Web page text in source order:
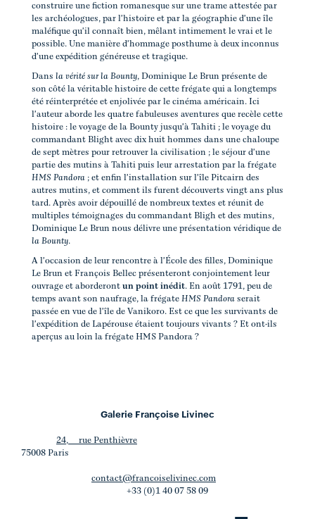
construire une fiction romanesque sur une trame attestée par
les archéologues, par l'histoire et par la géographie d'une île
maléfique qu'il connaît bien, mêlant intimement le vrai et le
possible. Une manière d'hommage posthume à deux inconnus
d'une expédition généreuse et tragique.
Dans la vérité sur la Bounty, Dominique Le Brun présente de
son côté la véritable histoire de cette frégate qui a longtemps
été réinterprétée et enjolivée par le cinéma américain. Ici
l'auteur aborde les quatre fabuleuses aventures que recèle cette
histoire : le voyage de la Bounty jusqu'à Tahiti ; le voyage du
commandant Blight avec dix huit hommes dans une chaloupe
de sept mètres pour retrouver la civilisation ; le séjour d'une
partie des mutins à Tahiti puis leur arrestation par la frégate
HMS Pandora ; et enfin l'installation sur l'île Pitcairn des
autres mutins, et comment ils furent découverts vingt ans plus
tard. Après avoir dépouillé de nombreux textes et réunit de
multiples témoignages du commandant Bligh et des mutins,
Dominique Le Brun nous délivre une présentation véridique de
la Bounty.
A l'occasion de leur rencontre à l'École des filles, Dominique
Le Brun et François Bellec présenteront conjointement leur
ouvrage et aborderont un point inédit. En août 1791, peu de
temps avant son naufrage, la frégate HMS Pandora serait
passée en vue de l'île de Vanikoro. Est ce que les survivants de
l'expédition de Lapérouse étaient toujours vivants ? Et ont-ils
aperçus au loin la frégate HMS Pandora ?
Galerie Françoise Livinec
24, rue Penthièvre
75008 Paris
contact@francoiselivinec.com
+33 (0)1 40 07 58 09